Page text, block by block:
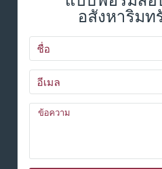
อสังหาริมท